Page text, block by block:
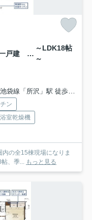
東村山市秋津町3丁目・全15棟 新築一戸建 1号棟
～LDK18帖
～
袋線「所沢」駅 徒歩21分
ン
浴室乾燥機
の全15棟現場になりま
帖、季... もっと見る